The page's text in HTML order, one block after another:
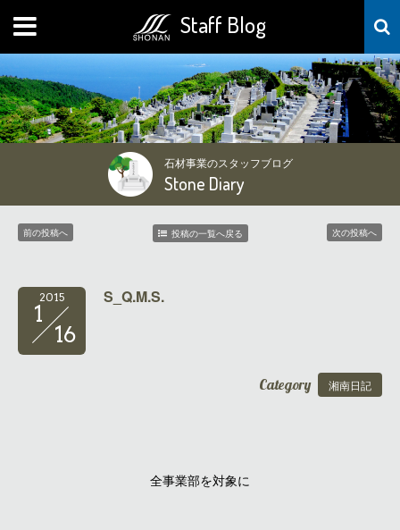
Staff Blog
MENU
石材事業のスタッフブログ
Stone Diary
前の投稿へ 投稿の一覧へ戻る 次の投稿へ
2015
1
16
S_Q.M.S.
Category 湘南日記
全事業部を対象に